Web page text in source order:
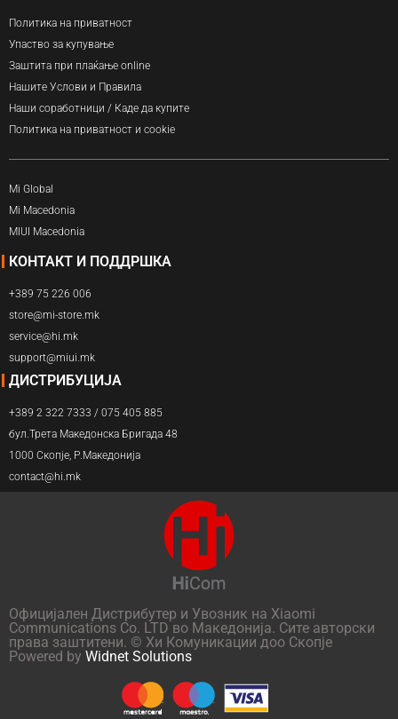
Политика на приватност
Упаство за купување
Заштита при плаќање online
Нашите Услови и Правила
Наши соработници / Каде да купите
Политика на приватност и cookie
Mi Global
Mi Macedonia
MIUI Macedonia
КОНТАКТ И ПОДДРШКА
+389 75 226 006
store@mi-store.mk
service@hi.mk
support@miui.mk
ДИСТРИБУЦИЈА
+389 2 322 7333 / 075 405 885
бул.Трета Македонска Бригада 48
1000 Скопје, Р.Македонија
contact@hi.mk
Официјален Дистрибутер и Увозник на Xiaomi
Communications Co. LTD во Македонија. Сите авторски
права заштитени. © Хи Комуникации доо Скопје
Powered by Widnet Solutions